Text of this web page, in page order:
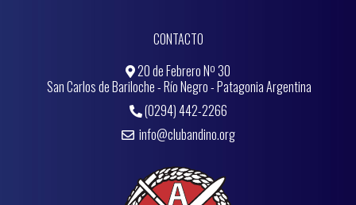
CONTACTO
20 de Febrero Nº 30
San Carlos de Bariloche - Río Negro - Patagonia Argentina
(0294) 442-2266
info@clubandino.org